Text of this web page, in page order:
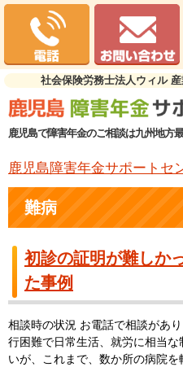
社会保険労務士法人ウィル
鹿児島で障害年金のご相談は九州地方
鹿児島障害年金サポートセ
難病
初診の証明が難しか
た事例
相談時の状況 お電話で相談があ
行困難で日常生活、就労に相当
いが、これまで、数か所の病院